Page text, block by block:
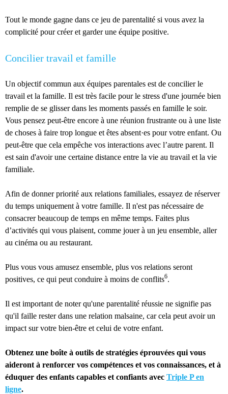
Tout le monde gagne dans ce jeu de parentalité si vous avez la
complicité pour créer et garder une équipe positive.
Concilier travail et famille
Un objectif commun aux équipes parentales est de concilier le
travail et la famille. Il est très facile pour le stress d'une journée bien
remplie de se glisser dans les moments passés en famille le soir.
Vous pensez peut-être encore à une réunion frustrante ou à une liste
de choses à faire trop longue et êtes absent·es pour votre enfant. Ou
peut-être que cela empêche vos interactions avec l’autre parent. Il
est sain d'avoir une certaine distance entre la vie au travail et la vie
familiale.
Afin de donner priorité aux relations familiales, essayez de réserver
du temps uniquement à votre famille. Il n'est pas nécessaire de
consacrer beaucoup de temps en même temps. Faites plus
d’activités qui vous plaisent, comme jouer à un jeu ensemble, aller
au cinéma ou au restaurant.
Plus vous vous amusez ensemble, plus vos relations seront
positives, ce qui peut conduire à moins de conflits6.
Il est important de noter qu'une parentalité réussie ne signifie pas
qu'il faille rester dans une relation malsaine, car cela peut avoir un
impact sur votre bien-être et celui de votre enfant.
Obtenez une boîte à outils de stratégies éprouvées qui vous
aideront à renforcer vos compétences et vos connaissances, et à
éduquer des enfants capables et confiants avec Triple P en
ligne.